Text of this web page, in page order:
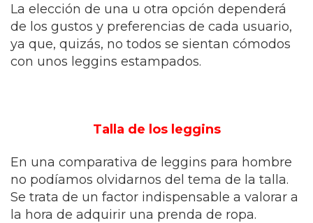
La elección de una u otra opción dependerá
de los gustos y preferencias de cada usuario,
ya que, quizás, no todos se sientan cómodos
con unos leggins estampados.
Talla de los leggins
En una comparativa de leggins para hombre
no podíamos olvidarnos del tema de la talla.
Se trata de un factor indispensable a valorar a
la hora de adquirir una prenda de ropa.